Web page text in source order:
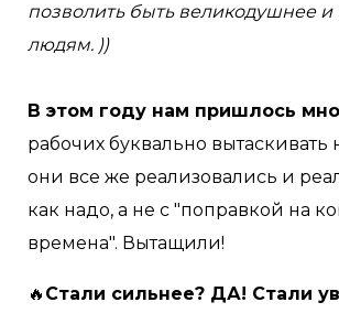
позволить быть великодушнее и
людям. ))
В этом году нам пришлось
рабочих буквально вытаскивать
они все же реализовались и
как надо, а не с "поправкой на
времена". Вытащили!
🔥 Стали сильнее? ДА! Стали